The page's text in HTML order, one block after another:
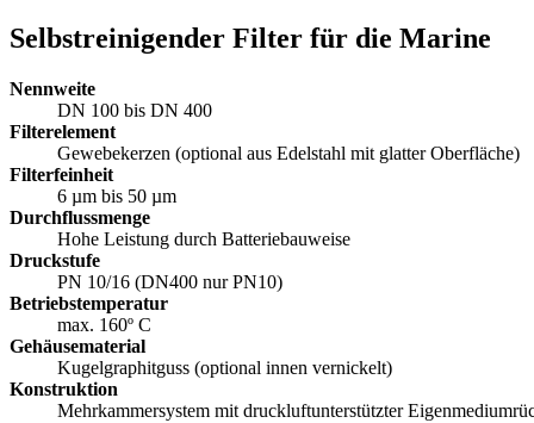
Selbstreinigender Filter für die Marine
Nennweite
DN 100 bis DN 400
Filterelement
Gewebekerzen (optional aus Edelstahl mit glatter Oberfläche)
Filterfeinheit
6 µm bis 50 µm
Durchflussmenge
Hohe Leistung durch Batteriebauweise
Druckstufe
PN 10/16 (DN400 nur PN10)
Betriebstemperatur
max. 160º C
Gehäusematerial
Kugelgraphitguss (optional innen vernickelt)
Konstruktion
Mehrkammersystem mit druckluftunterstützter